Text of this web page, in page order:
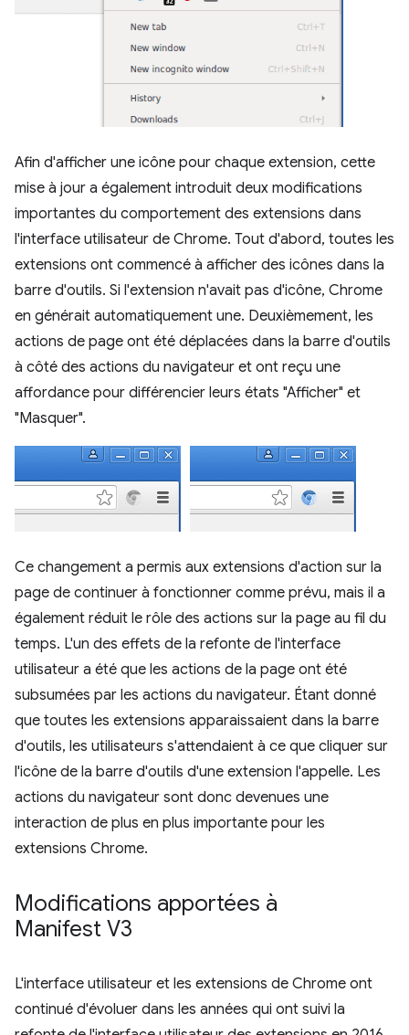
Afin d'afficher une icône pour chaque extension, cette
mise à jour a également introduit deux modifications
importantes du comportement des extensions dans
l'interface utilisateur de Chrome. Tout d'abord, toutes les
extensions ont commencé à afficher des icônes dans la
barre d'outils. Si l'extension n'avait pas d'icône, Chrome
en générait automatiquement une. Deuxièmement, les
actions de page ont été déplacées dans la barre d'outils
à côté des actions du navigateur et ont reçu une
affordance pour différencier leurs états "Afficher" et
"Masquer".
Ce changement a permis aux extensions d'action sur la
page de continuer à fonctionner comme prévu, mais il a
également réduit le rôle des actions sur la page au fil du
temps. L'un des effets de la refonte de l'interface
utilisateur a été que les actions de la page ont été
subsumées par les actions du navigateur. Étant donné
que toutes les extensions apparaissaient dans la barre
d'outils, les utilisateurs s'attendaient à ce que cliquer sur
l'icône de la barre d'outils d'une extension l'appelle. Les
actions du navigateur sont donc devenues une
interaction de plus en plus importante pour les
extensions Chrome.
Modifications apportées à
Manifest V3
L'interface utilisateur et les extensions de Chrome ont
continué d'évoluer dans les années qui ont suivi la